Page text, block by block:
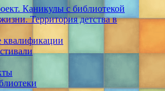
Каникулы с библиотекой
Территория детства в